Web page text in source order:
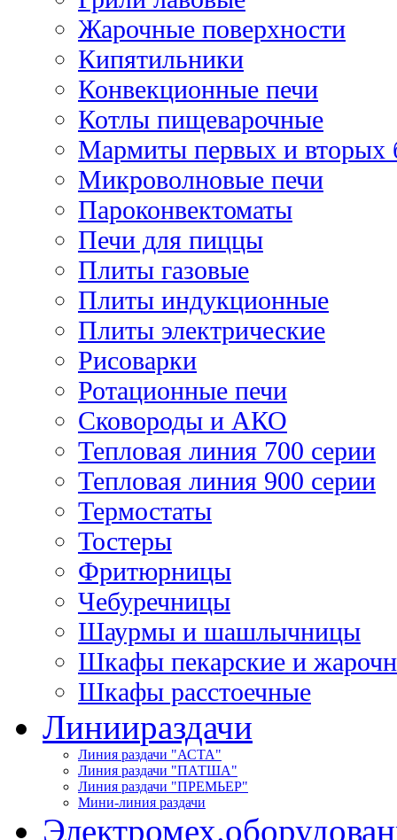
Жарочные поверхности
Кипятильники
Конвекционные печи
Котлы пищеварочные
Мармиты первых и вторых
Микроволновые печи
Пароконвектоматы
Печи для пиццы
Плиты газовые
Плиты индукционные
Плиты электрические
Рисоварки
Ротационные печи
Сковороды и АКО
Тепловая линия 700 серии
Тепловая линия 900 серии
Термостаты
Тостеры
Фритюрницы
Чебуречницы
Шаурмы и шашлычницы
Шкафы пекарские и
Шкафы расстоечные
Линиираздачи
Линия раздачи "АСТА"
Линия раздачи "ПАТША"
Линия раздачи "ПРЕМЬЕР"
Мини-линия раздачи
Электромех.